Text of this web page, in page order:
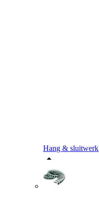
Hang & sluitwerk